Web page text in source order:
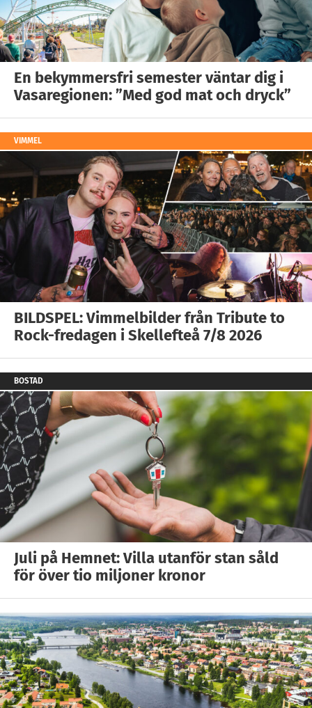
En bekymmersfri semester väntar dig i
Vasaregionen: ”Med god mat och dryck”
VIMMEL
BILDSPEL: Vimmelbilder från Tribute to
Rock-fredagen i Skellefteå 7/8 2026
BOSTAD
Juli på Hemnet: Villa utanför stan såld
för över tio miljoner kronor